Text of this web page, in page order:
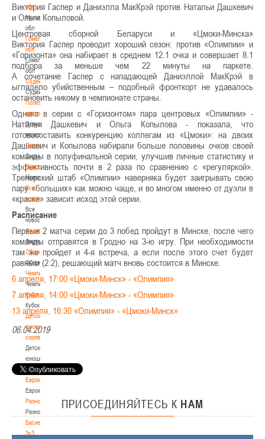
обл
Могилевская
обл
Гомельская
обл
Гомельская
обл
Судейство
Судейство
Полезные
материалы
Полезные
материалы
Судьи
Судьи
Новости
Новости
Все
новости
Все
новости
Федерация
Федерация
Сборные
Сборные
Чемпионат
Чемпионат
Кубок
Кубок
Детско-
юношеские
соревнования
Детско-
юношеские
соревнования
Еврокубки
Еврокубки
Разное
Разное
Баскетбол
3х3
Виктория Гаспер и Даниэлла МакКрэй против Натальи Дашкевич
и Ольги Копыловой.
Центровая сборной Беларуси и «Цмоки-Минска»
Виктория Гаспер проводит хороший сезон: против «Олимпии» и
«Горизонта» она набирает в среднем 12.1 очка и совершает 8.1
подбора за меньше чем 22 минуты на паркете.
А сочетание Гаспер с нападающей Даниэллой МакКрэй в
ыглядело убийственным – подобный фронткорт не удавалось
остановить никому в чемпионате страны.
Однако в серии с «Горизонтом» пара центровых «Олимпии» -
Наталья Дашкевич и Ольга Копылова - показала, что
готовасоставить конкуренцию коллегам из «Цмоки»: на двоих
Дашкевич и Копылова набирали больше половины очков своей
команды в полуфинальной серии, улучшив личные статистику и
эффективность почти в 2 раза по сравнению с «регуляркой».
Тренерский штаб «Олимпии» наверняка будет заигрывать свою
пару «больших» как можно чаще, и во многом именно от дуэли в
«краске» зависит исход этой серии.
Расписание
Первые 2 матча серии до 3 побед пройдут в Минске, после чего
команды отправятся в Гродно на 3-ю игру. При необходимости
там же пройдет и 4-я встреча, а если после этого счет будет
равным (2:2), решающий матч вновь состоится в Минске.
6 апреля, 17:00 «Цмоки-Минск» - «Олимпия»
7 апреля, 14:00 «Цмоки-Минск» - «Олимпия»
13 апреля, 16:30 «Олимпия» - «Цмоки-Минск»
06.04.2019
ПРИСОЕДИНЯЙТЕСЬ К НАМ